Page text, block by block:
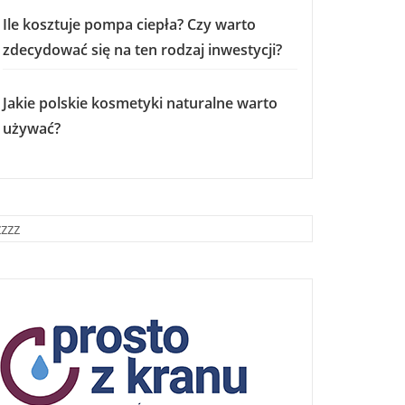
Ile kosztuje pompa ciepła? Czy warto
zdecydować się na ten rodzaj inwestycji?
Jakie polskie kosmetyki naturalne warto
używać?